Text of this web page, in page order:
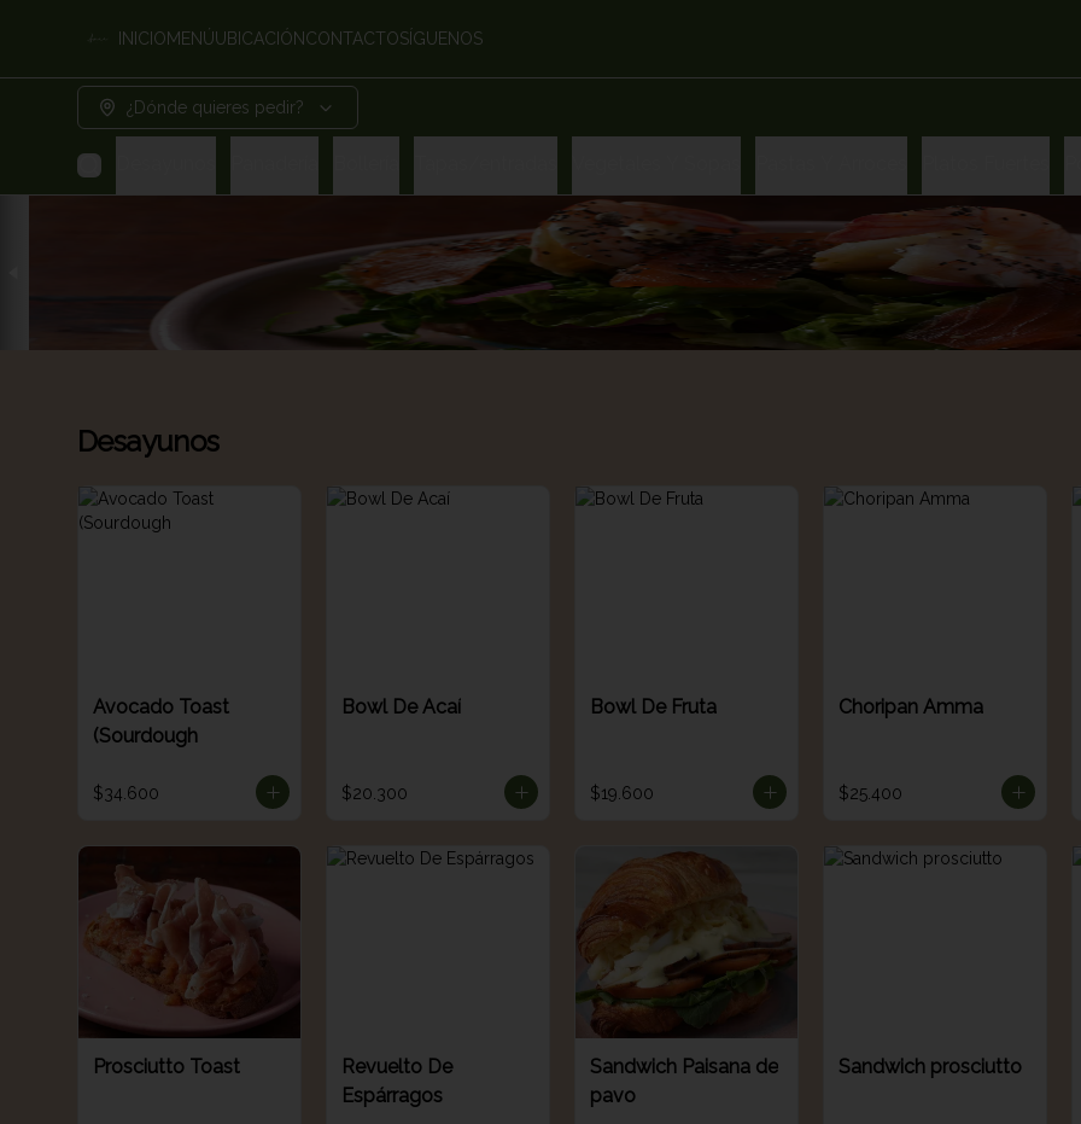
INICIOMENÚUBICACIÓNCONTACTOSÍGUENOS
¿Dónde quieres pedir?
Desayunos
Avocado Toast
(Sourdough
$34.600
Bowl De Acaí
$20.300
Bowl De Fruta
$19.600
Choripan Amma
$25.400
Prosciutto Toast
Revuelto De
Espárragos
Sandwich Paisana de
pavo
Sandwich prosciutto